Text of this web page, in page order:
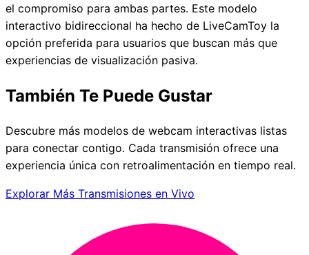
el compromiso para ambas partes. Este modelo
interactivo bidireccional ha hecho de LiveCamToy la
opción preferida para usuarios que buscan más que
experiencias de visualización pasiva.
También Te Puede Gustar
Descubre más modelos de webcam interactivas listas
para conectar contigo. Cada transmisión ofrece una
experiencia única con retroalimentación en tiempo real.
Explorar Más Transmisiones en Vivo